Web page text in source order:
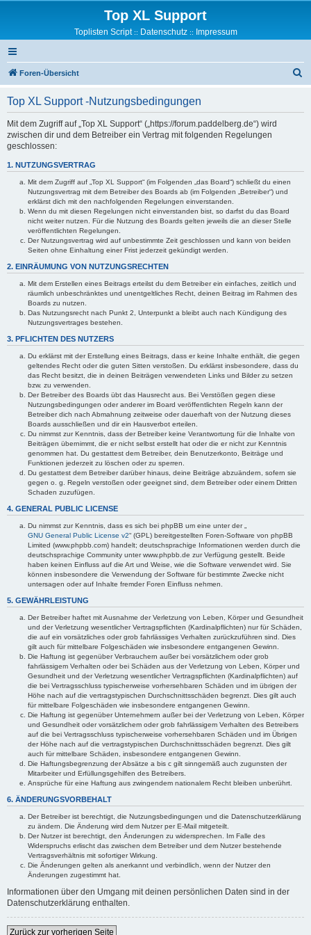
Top XL Support
Toplisten Script:: Datenschutz:: Impressum
Foren-Übersicht
Top XL Support -Nutzungsbedingungen
Mit dem Zugriff auf „Top XL Support“ („https://forum.paddelberg.de“) wird
zwischen dir und dem Betreiber ein Vertrag mit folgenden Regelungen
geschlossen:
1. NUTZUNGSVERTRAG
Mit dem Zugriff auf „Top XL Support“ (im Folgenden „das Board“) schließt du einen
Nutzungsvertrag mit dem Betreiber des Boards ab (im Folgenden „Betreiber“) und
erklärst dich mit den nachfolgenden Regelungen einverstanden.
Wenn du mit diesen Regelungen nicht einverstanden bist, so darfst du das Board
nicht weiter nutzen. Für die Nutzung des Boards gelten jeweils die an dieser Stelle
veröffentlichten Regelungen.
Der Nutzungsvertrag wird auf unbestimmte Zeit geschlossen und kann von beiden
Seiten ohne Einhaltung einer Frist jederzeit gekündigt werden.
2. EINRÄUMUNG VON NUTZUNGSRECHTEN
Mit dem Erstellen eines Beitrags erteilst du dem Betreiber ein einfaches, zeitlich und
räumlich unbeschränktes und unentgeltliches Recht, deinen Beitrag im Rahmen des
Boards zu nutzen.
Das Nutzungsrecht nach Punkt 2, Unterpunkt a bleibt auch nach Kündigung des
Nutzungsvertrages bestehen.
3. PFLICHTEN DES NUTZERS
Du erklärst mit der Erstellung eines Beitrags, dass er keine Inhalte enthält, die gegen
geltendes Recht oder die guten Sitten verstoßen. Du erklärst insbesondere, dass du
das Recht besitzt, die in deinen Beiträgen verwendeten Links und Bilder zu setzen
bzw. zu verwenden.
Der Betreiber des Boards übt das Hausrecht aus. Bei Verstößen gegen diese
Nutzungsbedingungen oder anderer im Board veröffentlichten Regeln kann der
Betreiber dich nach Abmahnung zeitweise oder dauerhaft von der Nutzung dieses
Boards ausschließen und dir ein Hausverbot erteilen.
Du nimmst zur Kenntnis, dass der Betreiber keine Verantwortung für die Inhalte von
Beiträgen übernimmt, die er nicht selbst erstellt hat oder die er nicht zur Kenntnis
genommen hat. Du gestattest dem Betreiber, dein Benutzerkonto, Beiträge und
Funktionen jederzeit zu löschen oder zu sperren.
Du gestattest dem Betreiber darüber hinaus, deine Beiträge abzuändern, sofern sie
gegen o. g. Regeln verstoßen oder geeignet sind, dem Betreiber oder einem Dritten
Schaden zuzufügen.
4. GENERAL PUBLIC LICENSE
Du nimmst zur Kenntnis, dass es sich bei phpBB um eine unter der „
GNU General Public License v2“ (GPL) bereitgestellten Foren-Software von phpBB
Limited (www.phpbb.com) handelt; deutschsprachige Informationen werden durch die
deutschsprachige Community unter www.phpbb.de zur Verfügung gestellt. Beide
haben keinen Einfluss auf die Art und Weise, wie die Software verwendet wird. Sie
können insbesondere die Verwendung der Software für bestimmte Zwecke nicht
untersagen oder auf Inhalte fremder Foren Einfluss nehmen.
5. GEWÄHRLEISTUNG
Der Betreiber haftet mit Ausnahme der Verletzung von Leben, Körper und Gesundheit
und der Verletzung wesentlicher Vertragspflichten (Kardinalpflichten) nur für Schäden,
die auf ein vorsätzliches oder grob fahrlässiges Verhalten zurückzuführen sind. Dies
gilt auch für mittelbare Folgeschäden wie insbesondere entgangenen Gewinn.
Die Haftung ist gegenüber Verbrauchern außer bei vorsätzlichem oder grob
fahrlässigem Verhalten oder bei Schäden aus der Verletzung von Leben, Körper und
Gesundheit und der Verletzung wesentlicher Vertragspflichten (Kardinalpflichten) auf
die bei Vertragsschluss typischerweise vorhersehbaren Schäden und im übrigen der
Höhe nach auf die vertragstypischen Durchschnittsschäden begrenzt. Dies gilt auch
für mittelbare Folgeschäden wie insbesondere entgangenen Gewinn.
Die Haftung ist gegenüber Unternehmern außer bei der Verletzung von Leben, Körper
und Gesundheit oder vorsätzlichem oder grob fahrlässigem Verhalten des Betreibers
auf die bei Vertragsschluss typischerweise vorhersehbaren Schäden und im Übrigen
der Höhe nach auf die vertragstypischen Durchschnittsschäden begrenzt. Dies gilt
auch für mittelbare Schäden, insbesondere entgangenen Gewinn.
Die Haftungsbegrenzung der Absätze a bis c gilt sinngemäß auch zugunsten der
Mitarbeiter und Erfüllungsgehilfen des Betreibers.
Ansprüche für eine Haftung aus zwingendem nationalem Recht bleiben unberührt.
6. ÄNDERUNGSVORBEHALT
Der Betreiber ist berechtigt, die Nutzungsbedingungen und die Datenschutzerklärung
zu ändern. Die Änderung wird dem Nutzer per E-Mail mitgeteilt.
Der Nutzer ist berechtigt, den Änderungen zu widersprechen. Im Falle des
Widerspruchs erlischt das zwischen dem Betreiber und dem Nutzer bestehende
Vertragsverhältnis mit sofortiger Wirkung.
Die Änderungen gelten als anerkannt und verbindlich, wenn der Nutzer den
Änderungen zugestimmt hat.
Informationen über den Umgang mit deinen persönlichen Daten sind in der
Datenschutzerklärung enthalten.
Zurück zur vorherigen Seite